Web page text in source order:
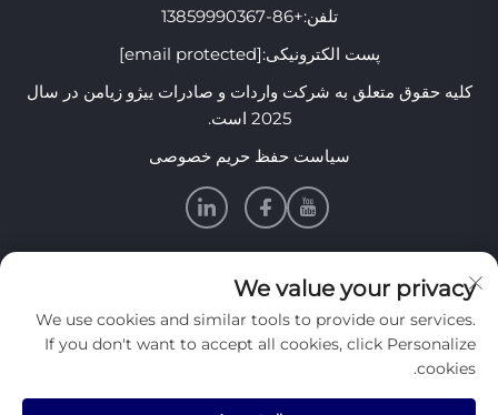
تلفن:+86-13859990367
پست الکترونیکی:[email protected]
کلیه حقوق متعلق به شرکت واردات و صادرات ییژو زیامن در سال
2025 است.
سیاست حفظ حریم خصوصی
اطلاعات
برای دریافت خبرنامه هفتگی ما عضو شوید
We value your privacy
We use cookies and similar tools to provide our services.
If you don't want to accept all cookies, click Personalize
cookies.